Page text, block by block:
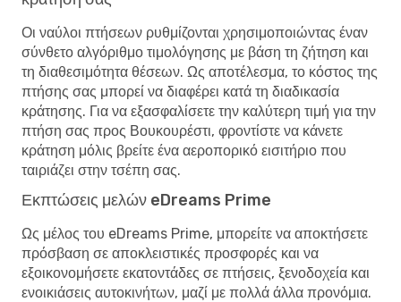
Οι ναύλοι πτήσεων ρυθμίζονται χρησιμοποιώντας έναν
σύνθετο αλγόριθμο τιμολόγησης με βάση τη ζήτηση και
τη διαθεσιμότητα θέσεων. Ως αποτέλεσμα, το κόστος της
πτήσης σας μπορεί να διαφέρει κατά τη διαδικασία
κράτησης. Για να εξασφαλίσετε την καλύτερη τιμή για την
πτήση σας προς Βουκουρέστι, φροντίστε να κάνετε
κράτηση μόλις βρείτε ένα αεροπορικό εισιτήριο που
ταιριάζει στην τσέπη σας.
Εκπτώσεις μελών eDreams Prime
Ως μέλος του eDreams Prime, μπορείτε να αποκτήσετε
πρόσβαση σε αποκλειστικές προσφορές και να
εξοικονομήσετε εκατοντάδες σε πτήσεις, ξενοδοχεία και
ενοικιάσεις αυτοκινήτων, μαζί με πολλά άλλα προνόμια.